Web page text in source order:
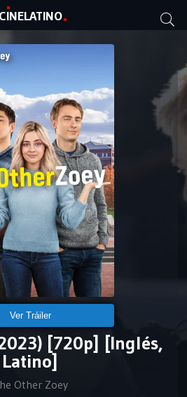
CINELATINO
Ver Tráiler
[720p] [Inglés,
Latino]
Other Zoey